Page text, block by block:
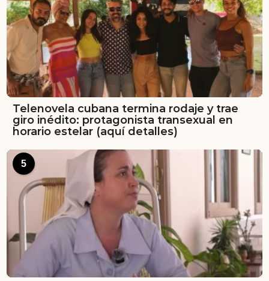
Telenovela cubana termina rodaje y trae
giro inédito: protagonista transexual en
horario estelar (aquí detalles)
5